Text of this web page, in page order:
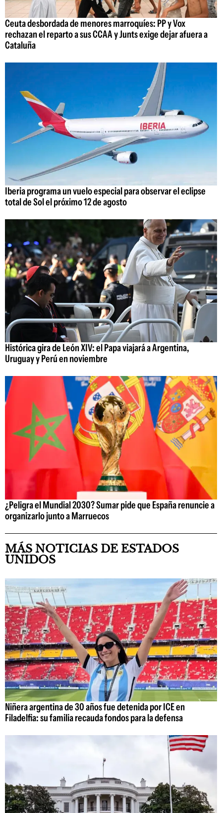
Ceuta desbordada de menores marroquíes: PP y Vox
rechazan el reparto a sus CCAA y Junts exige dejar afuera a
Cataluña
Iberia programa un vuelo especial para observar el eclipse
total de Sol el próximo 12 de agosto
Histórica gira de León XIV: el Papa viajará a Argentina,
Uruguay y Perú en noviembre
¿Peligra el Mundial 2030? Sumar pide que España renuncie a
organizarlo junto a Marruecos
MÁS NOTICIAS DE ESTADOS
UNIDOS
Niñera argentina de 30 años fue detenida por ICE en
Filadelfia: su familia recauda fondos para la defensa